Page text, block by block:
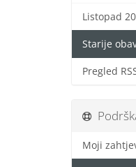
Listopad
Starije
Pregled
Moji